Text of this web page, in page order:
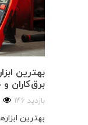
بهترین
برق‌کاران
146 بازدید
بهترین